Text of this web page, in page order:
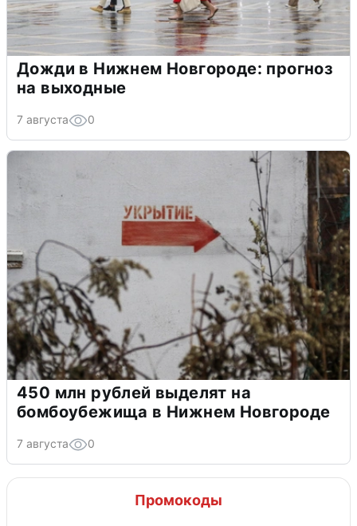
Дожди в Нижнем Новгороде: прогноз
на выходные
7 августа 0
450 млн рублей выделят на
бомбоубежища в Нижнем Новгороде
7 августа 0
Промокоды